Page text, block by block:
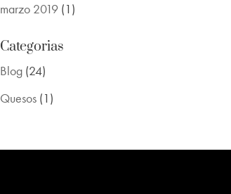
marzo 2019 (1)
Categorias
Blog (24)
Quesos (1)